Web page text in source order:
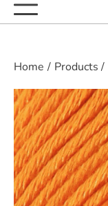
Home Products